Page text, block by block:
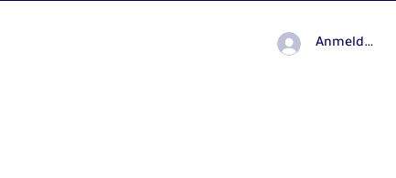
Anmelden